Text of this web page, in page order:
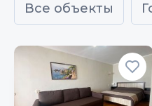
Все объекты